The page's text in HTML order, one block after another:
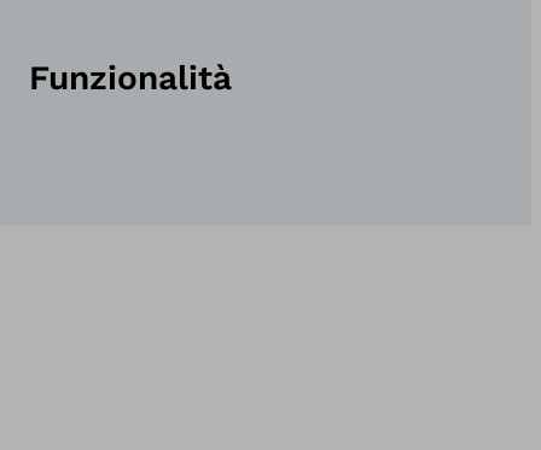
Funzionalità